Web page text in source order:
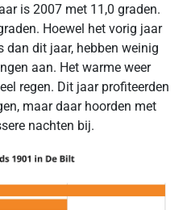
is 2007 met 11,0 graden.
Hoewel het vorig jaar
dan dit jaar, hebben weinig
aan. Het warme weer
regen. Dit jaar profiteerden
maar daar hoorden met
nachten bij.